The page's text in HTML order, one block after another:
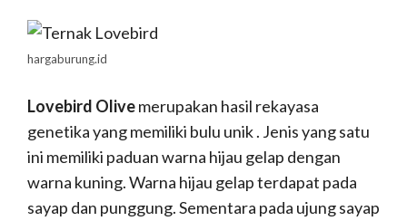
hargaburung.id
Lovebird Olivemerupakan hasil rekayasa
genetika yang memiliki bulu unik . Jenis yang satu
ini memiliki paduan warna hijau gelap dengan
warna kuning. Warna hijau gelap terdapat pada
sayap dan punggung. Sementara pada ujung sayap